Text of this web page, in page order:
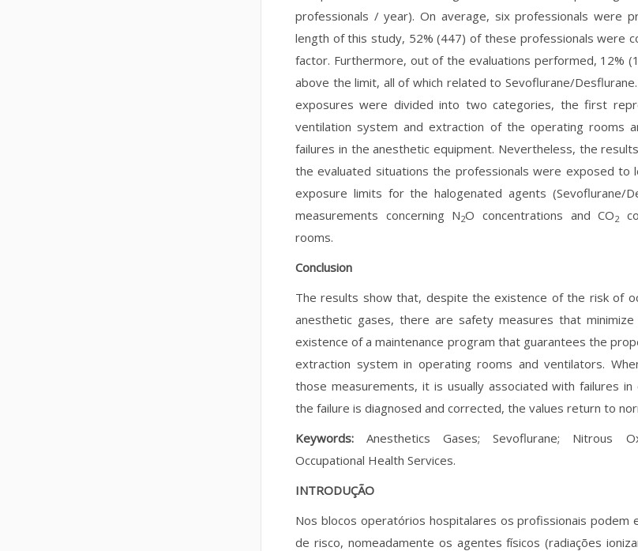
professionals / year). On average, six professionals were
length of this study, 52% (447) of these professionals were
factor. Furthermore, out of the evaluations performed, 12%
above the limit, all of which related to Sevoflurane/
exposures were divided into two categories, the first
ventilation system and extraction of the operating rooms
failures in the anesthetic equipment. Nevertheless, the
the evaluated situations the professionals were exposed to
exposure limits ​​for the halogenated agents (Sevoflurane/
measurements concerning N2O concentrations and CO2
rooms.
Conclusion
The results show that, despite the existence of the risk of
anesthetic gases, there are safety measures that
existence of a maintenance program that guarantees the
extraction system in operating rooms and ventilators.
those measurements, it is usually associated with failures
the failure is diagnosed and corrected, the values return to
Keywords: Anesthetics Gases; Sevoflurane; Nitrous
Occupational Health Services.
INTRODUÇÃO
Nos blocos operatórios hospitalares os profissionais
de risco, nomeadamente os agentes físicos (radiações